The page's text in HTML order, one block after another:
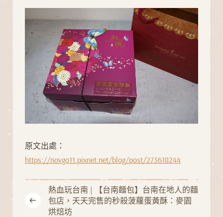
原文出處：
https://novgo11.pixnet.net/blog/post/273618244
熱血玩台南 | 【台南麵包】台南在地人的麵
包店，天天完售的秒殺菠蘿蛋黃酥：麥園
烘焙坊